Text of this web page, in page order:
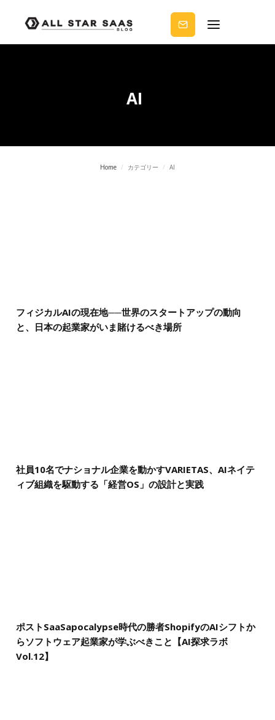
ノウ
ハウ
を受
AI
Home / カテゴリー / AI
フィジカルAIの現在地──世界のスタートアップの動向
と、日本の起業家がいま賭けるべき場所
社員10名でナショナル企業を動かすVARIETAS、AIネイテ
ィブ組織を駆動する「経営OS」の設計と実践
ポストSaaSapocalypse時代の勝者ShopifyのAIシフトか
らソフトウェア起業家が学ぶべきこと【AI探求ラボ
Vol.12】